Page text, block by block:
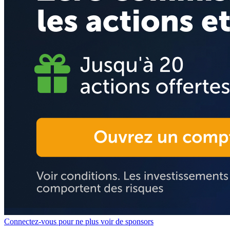
Connectez-vous pour ne plus voir de sponsors